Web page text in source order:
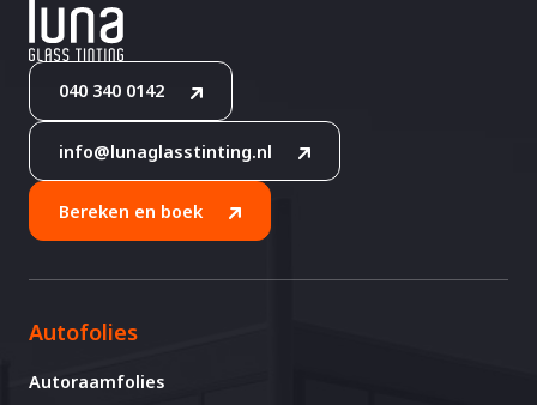
040 340 0142
info@lunaglasstinting.nl
Bereken en boek
Autofolies
Autoraamfolies